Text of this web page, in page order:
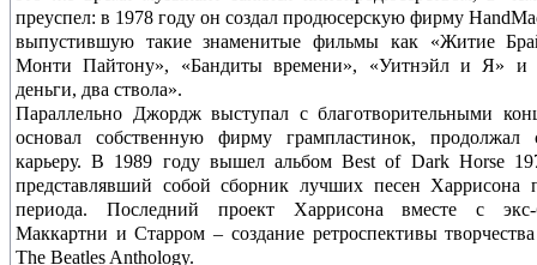
преуспел: в 1978 году он создал продюсерскую фирму
выпустившую такие знаменитые фильмы как «Житие
Монти Пайтону», «Бандиты времени», «Уитнэйл и Я» и
деньги, два ствола».
Параллельно Джордж выступал с благотворительными
основал собственную фирму грампластинок, продолжал
карьеру. В 1989 году вышел альбом Best of Dark Horse
представлявший собой сборник лучших песен Харрисона
периода. Последний проект Харрисона вместе с экс-
Маккартни и Старром – создание ретроспективы
The Beatles Anthology.